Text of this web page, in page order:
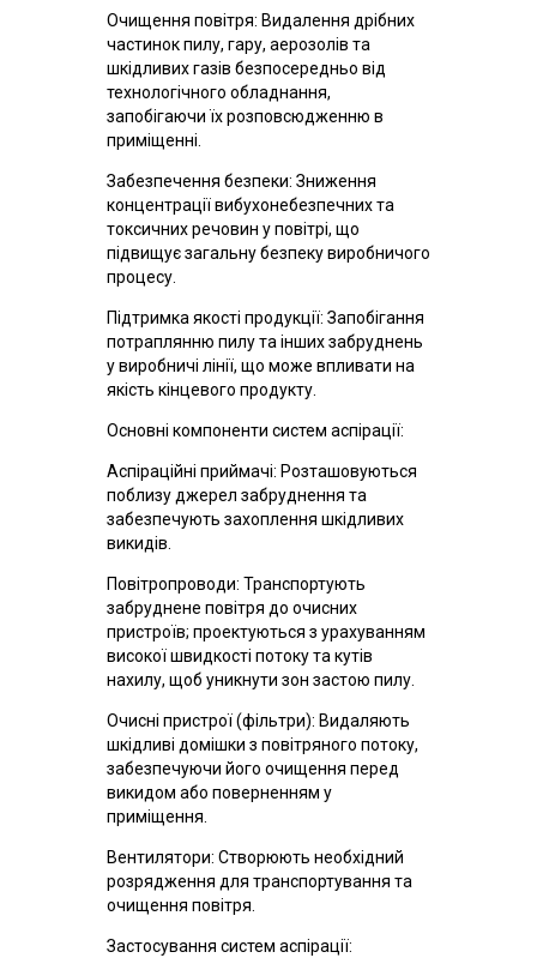
Очищення повітря: Видалення дрібних
частинок пилу, гару, аерозолів та
шкідливих газів безпосередньо від
технологічного обладнання,
запобігаючи їх розповсюдженню в
приміщенні.
Забезпечення безпеки: Зниження
концентрації вибухонебезпечних та
токсичних речовин у повітрі, що
підвищує загальну безпеку виробничого
процесу.
Підтримка якості продукції: Запобігання
потраплянню пилу та інших забруднень
у виробничі лінії, що може впливати на
якість кінцевого продукту.
Основні компоненти систем аспірації:
Аспіраційні приймачі: Розташовуються
поблизу джерел забруднення та
забезпечують захоплення шкідливих
викидів.
Повітропроводи: Транспортують
забруднене повітря до очисних
пристроїв; проектуються з урахуванням
високої швидкості потоку та кутів
нахилу, щоб уникнути зон застою пилу.
Очисні пристрої (фільтри): Видаляють
шкідливі домішки з повітряного потоку,
забезпечуючи його очищення перед
викидом або поверненням у
приміщення.
Вентилятори: Створюють необхідний
розрядження для транспортування та
очищення повітря.
Застосування систем аспірації: